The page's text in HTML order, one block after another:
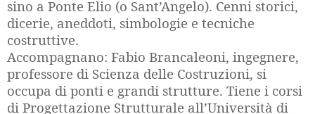
sino a Ponte Elio (o Sant’Angelo). Cenni storici,
dicerie, aneddoti, simbologie e tecniche
costruttive.
Accompagnano: Fabio Brancaleoni, ingegnere,
professore di Scienza delle Costruzioni, si
occupa di ponti e grandi strutture. Tiene i corsi
di Progettazione Strutturale all’Università di